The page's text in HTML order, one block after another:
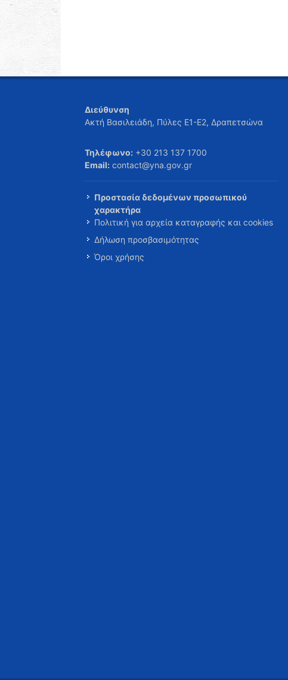
Διεύθυνση
Ακτή Βασιλειάδη, Πύλες Ε1-Ε2, Δραπετσώνα
Τηλέφωνο: +30 213 137 1700
Email: contact@yna.gov.gr
Προστασία δεδομένων προσωπικού
χαρακτήρα
Πολιτική για αρχεία καταγραφής και cookies
Δήλωση προσβασιμότητας
Όροι χρήσης